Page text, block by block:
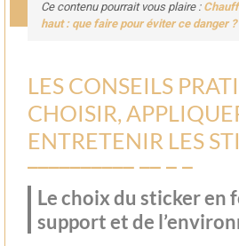
Ce contenu pourrait vous plaire :
haut : que faire pour éviter ce danger ?
LES CONSEILS
CHOISIR,
ENTRETENIR LES
Le choix du sticker en
support et de